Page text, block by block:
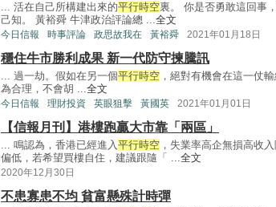
... 活在自己所構建出來的平行時空裏。 你是否勇敢這回事
己知。 黃裕舜 牛津政治評論總 ...全文
今日信報 時事評論 政思故我在 黃裕舜 2021年01月18日
穩住牛市勝利成果 新一代防守揀騰訊
... 過一劫。假如在另一個平行時空 ，絕對有機會在這一仗
為合理，不會胡 ...全文
今日信報 理財投資 英眼狙擊 黃國英 2021年01月01日
【信報月刊】港樓跑贏大市靠「兩區」
... 鳴認為，香港已經進入平行時空 ，失業率高企無損高收
偏低，若希望買樓自住，建議跟隨「 ...全文
2020年12月30日
不患寡患不均 貧富懸殊計時彈